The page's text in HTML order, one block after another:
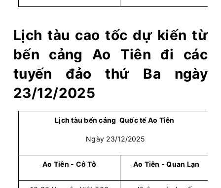
Lịch tàu cao tốc dự kiến từ
bến cảng Ao Tiên đi các
tuyến đảo thứ Ba ngày
23/12/2025
Lịch tàu bến cảng Quốc tế Ao Tiên
Ngày 23/12/2025
Ao Tiên - Cô Tô Ao Tiên - Quan Lạn